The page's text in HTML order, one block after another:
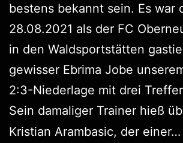
bestens bekannt sein. Es war
28.08.2021 als der FC
in den Waldsportstätten
gewisser Ebrima Jobe
2:3-Niederlage mit drei
Sein damaliger Trainer hieß
Kristian Arambasic, der einer…